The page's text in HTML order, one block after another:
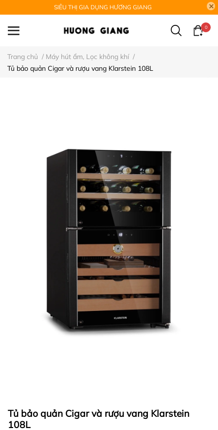
SIÊU THỊ GIA DỤNG HƯƠNG GIANG
0
Trang chủ / Máy hút ẩm, Lọc không khí /
Tủ bảo quản Cigar và rượu vang Klarstein 108L
Tủ bảo quản Cigar và rượu vang Klarstein
108L